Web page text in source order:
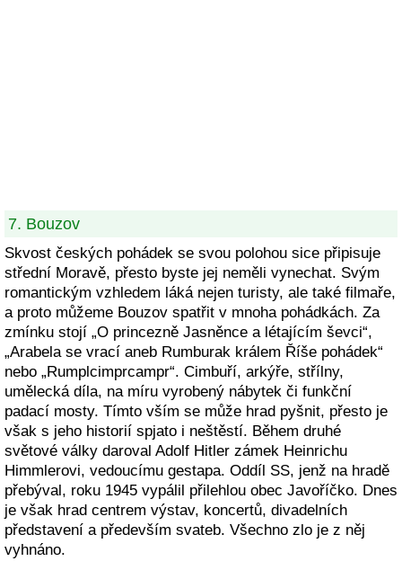
7. Bouzov
Skvost českých pohádek se svou polohou sice připisuje
střední Moravě, přesto byste jej neměli vynechat. Svým
romantickým vzhledem láká nejen turisty, ale také filmaře,
a proto můžeme Bouzov spatřit v mnoha pohádkách. Za
zmínku stojí „O princezně Jasněnce a létajícím ševci“,
„Arabela se vrací aneb Rumburak králem Říše pohádek“
nebo „Rumplcimprcampr“. Cimbuří, arkýře, střílny,
umělecká díla, na míru vyrobený nábytek či funkční
padací mosty. Tímto vším se může hrad pyšnit, přesto je
však s jeho historií spjato i neštěstí. Během druhé
světové války daroval Adolf Hitler zámek Heinrichu
Himmlerovi, vedoucímu gestapa. Oddíl SS, jenž na hradě
přebýval, roku 1945 vypálil přilehlou obec Javoříčko. Dnes
je však hrad centrem výstav, koncertů, divadelních
představení a především svateb. Všechno zlo je z něj
vyhnáno.